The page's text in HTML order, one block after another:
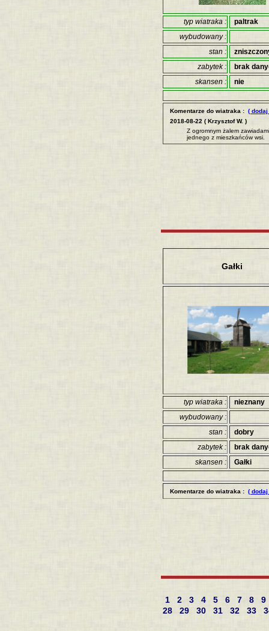
typ wiatraka :
paltrak
wybudowany :
stan :
zabytek :
brak
skansen :
nie
Komentarze do wiatraka : (
2018-08-22 ( Krzysztof W. )
Z ogromnym żalem
jednego z mieszkańców wsi.
Gałki
typ wiatraka :
nieznany
wybudowany :
stan :
dobry
zabytek :
brak
skansen :
Gałki
Komentarze do wiatraka : (
1 2 3 4 5 6 7 8
9
28
29 30 31 32 33